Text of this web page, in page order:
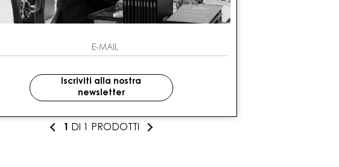
DI 1 PRODOTTI
Iscriviti alla nostra
newsletter